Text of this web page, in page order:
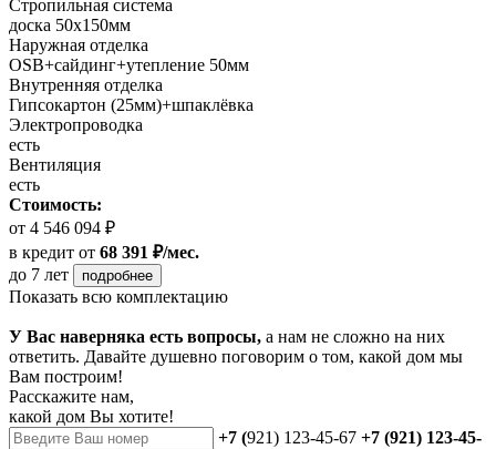
Стропильная система
доска 50х150мм
Наружная отделка
OSB+cайдинг+утепление 50мм
Внутренняя отделка
Гипсокартон (25мм)+шпаклёвка
Электропроводка
есть
Вентиляция
есть
Стоимость:
от 4 546 094 ₽
в кредит от 68 391 ₽/мес.
до 7 лет
подробнее
Показать всю комплектацию
У Вас наверняка есть вопросы, а нам не сложно на них
ответить. Давайте душевно поговорим о том, какой дом мы
Вам построим!
Расскажите нам,
какой дом Вы хотите!
+7 (921) 123-45-67 +7 (921) 123-45-